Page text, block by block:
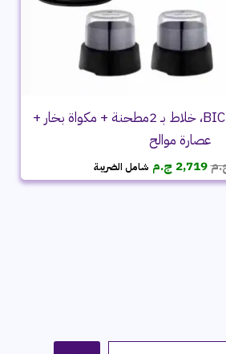
باندل ميانتا BIC3000A، خلاط بـ 2مطحنة + مكواة بخار +
عصارة موالح
السعر
الأصلي
2,719 ج.م السعر
الحالي
شامل الضريبة